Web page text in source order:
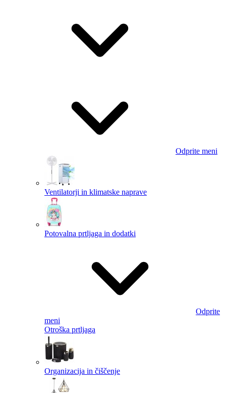
Odprite meni
Ventilatorji in klimatske naprave
Potovalna prtljaga in dodatki
Odprite
meni
Otroška prtljaga
Organizacija in čiščenje